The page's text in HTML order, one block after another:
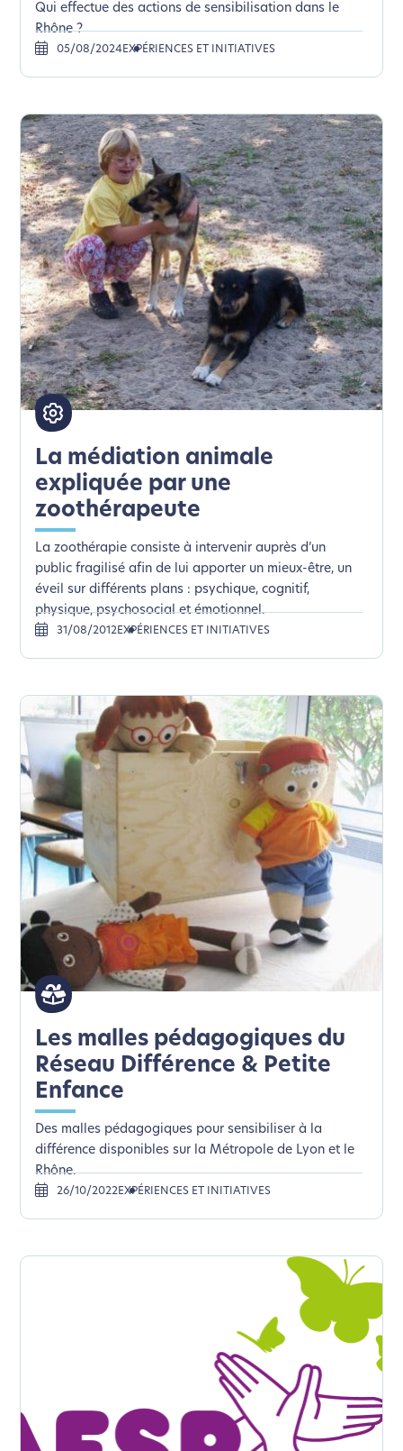
Qui effectue des actions de sensibilisation dans le
Rhône ?
05/08/2024EXPÉRIENCES ET INITIATIVES
La médiation animale
expliquée par une
zoothérapeute
La zoothérapie consiste à intervenir auprès d’un
public fragilisé afin de lui apporter un mieux-être, un
éveil sur différents plans : psychique, cognitif,
physique, psychosocial et émotionnel.
31/08/2012EXPÉRIENCES ET INITIATIVES
Les malles pédagogiques du
Réseau Différence & Petite
Enfance
Des malles pédagogiques pour sensibiliser à la
différence disponibles sur la Métropole de Lyon et le
Rhône.
26/10/2022EXPÉRIENCES ET INITIATIVES